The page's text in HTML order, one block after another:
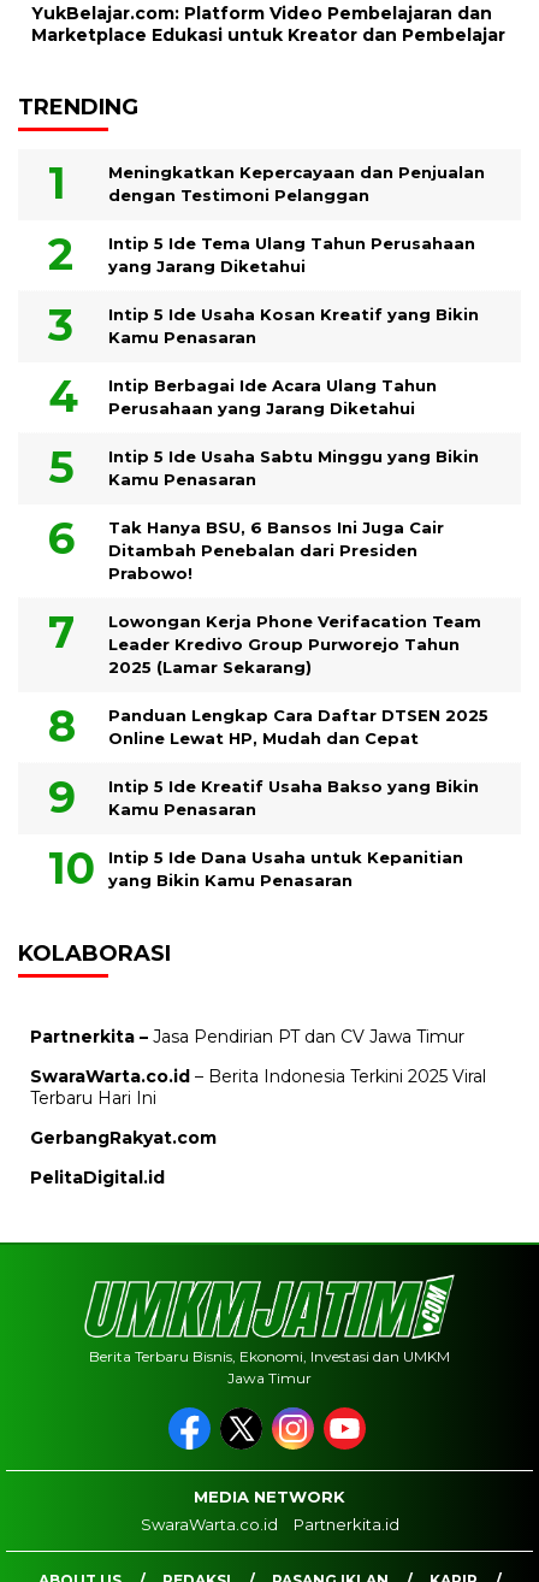
YukBelajar.com: Platform Video Pembelajaran dan
Marketplace Edukasi untuk Kreator dan Pembelajar
TRENDING
Meningkatkan Kepercayaan dan Penjualan
dengan Testimoni Pelanggan
Intip 5 Ide Tema Ulang Tahun Perusahaan
yang Jarang Diketahui
Intip 5 Ide Usaha Kosan Kreatif yang Bikin
Kamu Penasaran
Intip Berbagai Ide Acara Ulang Tahun
Perusahaan yang Jarang Diketahui
Intip 5 Ide Usaha Sabtu Minggu yang Bikin
Kamu Penasaran
Tak Hanya BSU, 6 Bansos Ini Juga Cair
Ditambah Penebalan dari Presiden
Prabowo!
Lowongan Kerja Phone Verifacation Team
Leader Kredivo Group Purworejo Tahun
2025 (Lamar Sekarang)
Panduan Lengkap Cara Daftar DTSEN 2025
Online Lewat HP, Mudah dan Cepat
Intip 5 Ide Kreatif Usaha Bakso yang Bikin
Kamu Penasaran
Intip 5 Ide Dana Usaha untuk Kepanitian
yang Bikin Kamu Penasaran
KOLABORASI
Partnerkita – Jasa Pendirian PT dan CV Jawa Timur
SwaraWarta.co.id – Berita Indonesia Terkini 2025 Viral
Terbaru Hari Ini
GerbangRakyat.com
PelitaDigital.id
Berita Terbaru Bisnis, Ekonomi, Investasi dan UMKM
Jawa Timur
MEDIA NETWORK
SwaraWarta.co.id
Partnerkita.id